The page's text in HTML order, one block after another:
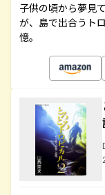
子供の頃から夢見
が、島で出合うト
憶。